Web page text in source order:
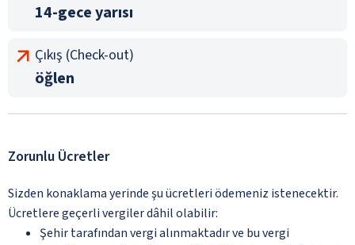
14-gece yarısı
Çıkış (Check-out)
öğlen
Zorunlu Ücretler
Sizden konaklama yerinde şu ücretleri ödemeniz istenecektir.
Ücretlere geçerli vergiler dâhil olabilir:
Şehir tarafından vergi alınmaktadır ve bu vergi